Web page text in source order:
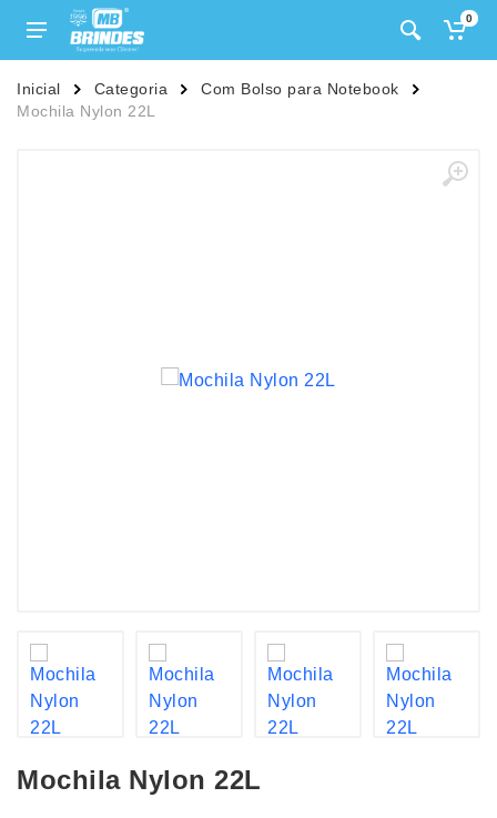
0
Inicial Categoria
Com Bolso para Notebook
Mochila Nylon 22L
Mochila Nylon 22L